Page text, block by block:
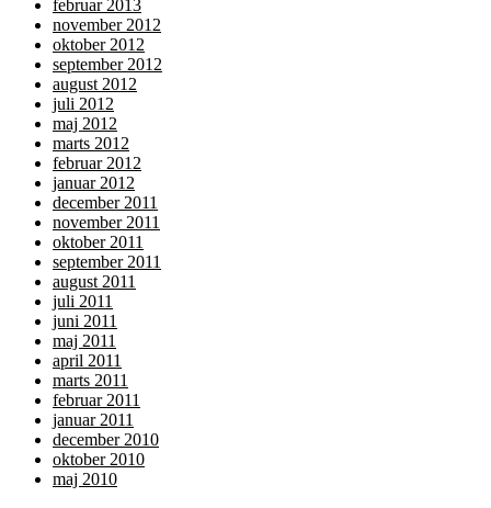
februar 2013
november 2012
oktober 2012
september 2012
august 2012
juli 2012
maj 2012
marts 2012
februar 2012
januar 2012
december 2011
november 2011
oktober 2011
september 2011
august 2011
juli 2011
juni 2011
maj 2011
april 2011
marts 2011
februar 2011
januar 2011
december 2010
oktober 2010
maj 2010